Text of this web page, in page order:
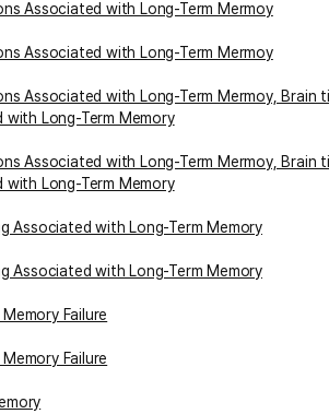
Associated with Long-Term Mermoy
Associated with Long-Term Mermoy
Associated with Long-Term Mermoy, Brain
with Long-Term Memory
Associated with Long-Term Mermoy, Brain
with Long-Term Memory
Associated with Long-Term Memory
Associated with Long-Term Memory
Failure
Failure